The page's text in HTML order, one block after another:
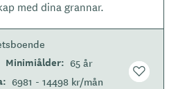
p
e
med dina grannar.
Minimiålder 65 år
6981 - 14498 kr/mån